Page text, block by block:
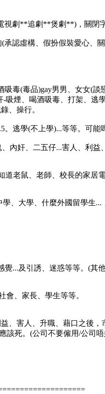
劇**追劇**煲劇**)，關閉
認虛構、假扮假裝愛心、關
毒(毒品)gay男男、女女(談
煙、喝酒吸毒、打架、逃
、操行。
。逃學(不上學)...等等。可能
內奸、二五仔...害人、利益
老鼠、老師、校長的家居
、大學、什麼外國留學生...
...及引誘、迷惑等等。(其
會、家長、學生等等。
、害人、升職、藉口之後
死。(公司不要僱用/公司